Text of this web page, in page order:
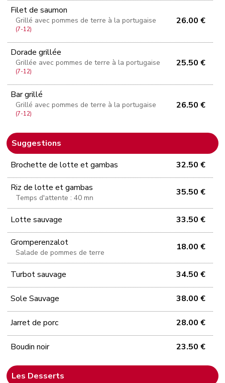
Filet de saumon
Grillé avec pommes de terre à la portugaise
(7-12)
26.00 €
Dorade grillée
Grillée avec pommes de terre à la portugaise
(7-12)
25.50 €
Bar grillé
Grillé avec pommes de terre à la portugaise
(7-12)
26.50 €
Suggestions
Brochette de lotte et gambas
32.50 €
Riz de lotte et gambas
Temps d'attente : 40 mn
35.50 €
Lotte sauvage 33.50 €
Gromperenzalot
Salade de pommes de terre
18.00 €
Turbot sauvage 34.50 €
Sole Sauvage 38.00 €
Jarret de porc 28.00 €
Boudin noir 23.50 €
Les Desserts